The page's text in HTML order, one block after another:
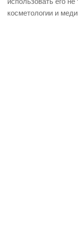
косметологии и